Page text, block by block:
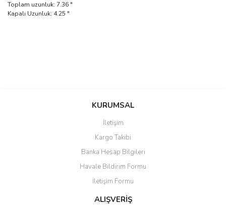
Toplam uzunluk: 7.36 "
Kapalı Uzunluk: 4.25 "
Bu ürüne ilk yorumu siz yapın!
Ürün resmi kalitesiz, bozuk veya görüntülenemiyor.
Ürün açıklamasında eksik bilgiler bulunuyor.
Ürün bilgilerinde hatalar bulunuyor.
Ürün fiyatı diğer sitelerden daha pahalı.
Bu ürüne benzer farklı alternatifler olmalı.
KURUMSAL
İletişim
Kargo Takibi
Banka Hesap Bilgileri
Havale Bildirim Formu
İletişim Formu
ALIŞVERİŞ